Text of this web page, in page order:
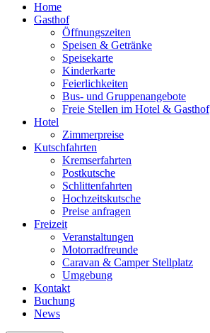
Home
Gasthof
Öffnungszeiten
Speisen & Getränke
Speisekarte
Kinderkarte
Feierlichkeiten
Bus- und Gruppenangebote
Freie Stellen im Hotel & Gasthof
Hotel
Zimmerpreise
Kutschfahrten
Kremserfahrten
Postkutsche
Schlittenfahrten
Hochzeitskutsche
Preise anfragen
Freizeit
Veranstaltungen
Motorradfreunde
Caravan & Camper Stellplatz
Umgebung
Kontakt
Buchung
News